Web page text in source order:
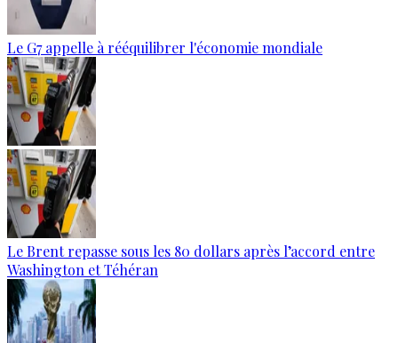
Le G7 appelle à rééquilibrer l'économie mondiale
Le Brent repasse sous les 80 dollars après l’accord entre
Washington et Téhéran